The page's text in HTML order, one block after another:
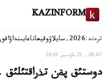
KAZINFORM
ترەند:2026-سايلاۋ وقيعاتاعايىنداۋ
20:07, 21 ماۋسىم 2010
دوستئق پةن تذراقتئلئق